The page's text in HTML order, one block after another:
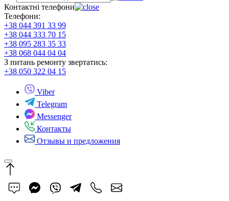
Контактні телефони
Телефони:
+38 044 391 33 99
+38 044 333 70 15
+38 095 283 35 33
+38 068 044 04 04
З питань ремонту звертатись:
+38 050 322 04 15
Viber
Telegram
Messenger
Контакты
Отзывы и предложения